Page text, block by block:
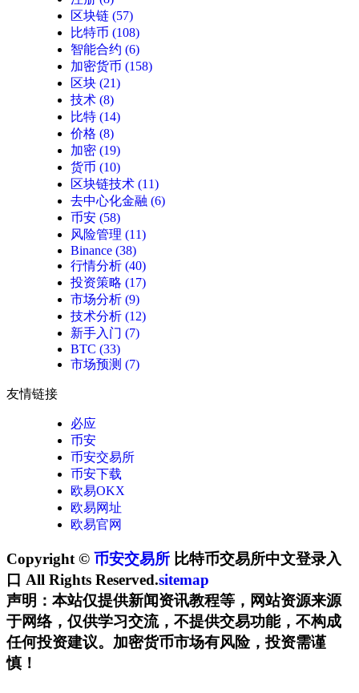
区块链 (57)
比特币 (108)
智能合约 (6)
加密货币 (158)
区块 (21)
技术 (8)
比特 (14)
价格 (8)
加密 (19)
货币 (10)
区块链技术 (11)
去中心化金融 (6)
币安 (58)
风险管理 (11)
Binance (38)
行情分析 (40)
投资策略 (17)
市场分析 (9)
技术分析 (12)
新手入门 (7)
BTC (33)
市场预测 (7)
友情链接
必应
币安
币安交易所
币安下载
欧易OKX
欧易网址
欧易官网
Copyright © 币安交易所 比特币交易所中文登录入
口 All Rights Reserved.sitemap
声明：本站仅提供新闻资讯教程等，网站资源来源
于网络，仅供学习交流，不提供交易功能，不构成
任何投资建议。加密货币市场有风险，投资需谨
慎！